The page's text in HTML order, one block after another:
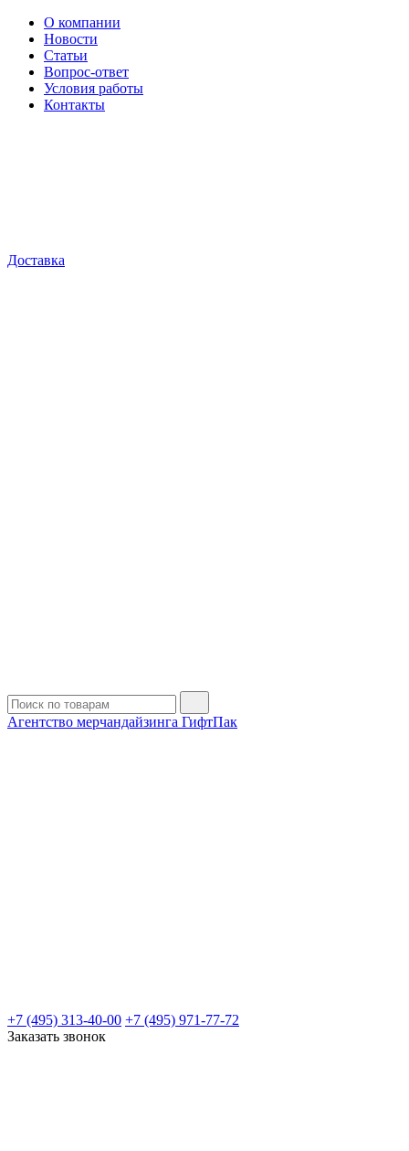
О компании
Новости
Статьи
Вопрос-ответ
Условия работы
Контакты
Доставка
Агентство мерчандайзинга ГифтПак
+7 (495) 313-40-00 +7 (495) 971-77-72
Заказать звонок